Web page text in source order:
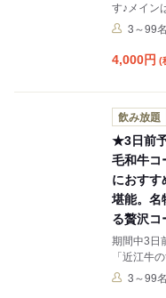
す♪メイン
ゲ鍋に変
致します。
3～99
4,000円 (
飲み放題
★3日前
毛和牛コ
におすす
堪能。名
る贅沢コ
期間中3日
「近江牛
江牛を贅
3～99